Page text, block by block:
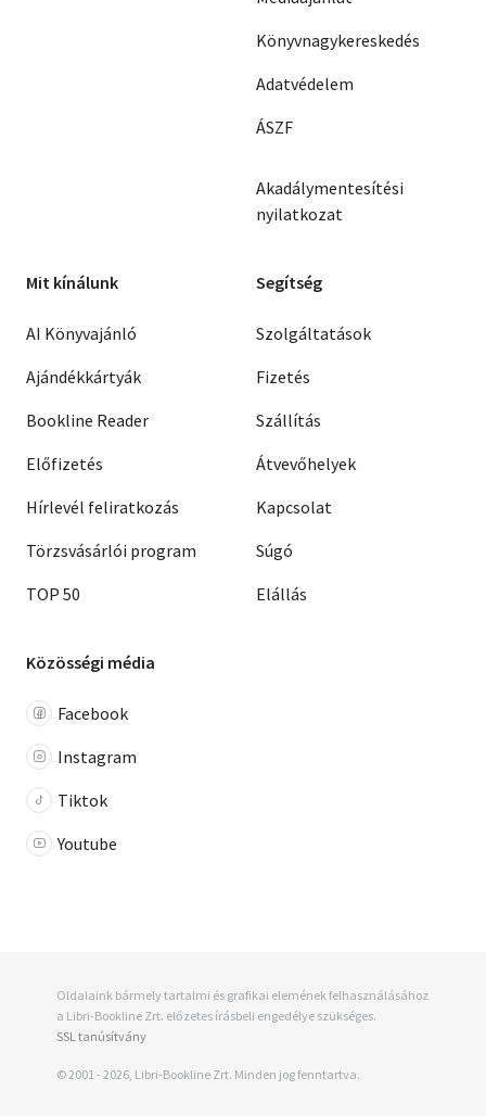
Könyvnagykereskedés
Adatvédelem
ÁSZF
Akadálymentesítési
nyilatkozat
Mit kínálunk
AI Könyvajánló
Ajándékkártyák
Bookline Reader
Előfizetés
Hírlevél feliratkozás
Törzsvásárlói program
TOP 50
Segítség
Szolgáltatások
Fizetés
Szállítás
Átvevőhelyek
Kapcsolat
Súgó
Elállás
Közösségi média
Facebook
Instagram
Tiktok
Youtube
Oldalaink bármely tartalmi és grafikai elemének felhasználásához
a Libri-Bookline Zrt. előzetes írásbeli engedélye szükséges.
SSL tanúsítvány
© 2001 - 2026, Libri-Bookline Zrt. Minden jog fenntartva.